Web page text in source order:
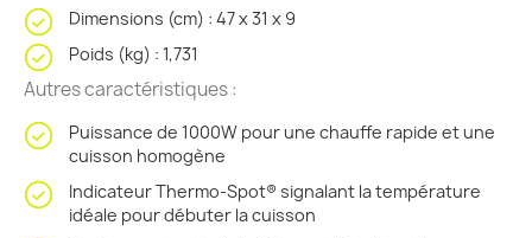
Dimensions (cm) : 47 x 31 x 9
Poids (kg) : 1,731
Autres caractéristiques :
Puissance de 1000W pour une chauffe rapide et une
cuisson homogène
Indicateur Thermo-Spot® signalant la température
idéale pour débuter la cuisson